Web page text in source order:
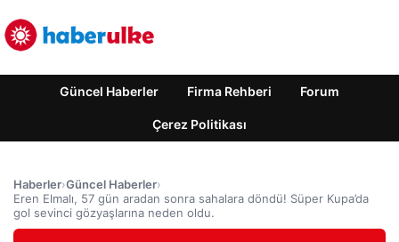
Güncel Haberler Firma Rehberi Forum
Çerez Politikası
Haberler›Güncel Haberler›
Eren Elmalı, 57 gün aradan sonra sahalara döndü! Süper Kupa’da
gol sevinci gözyaşlarına neden oldu.